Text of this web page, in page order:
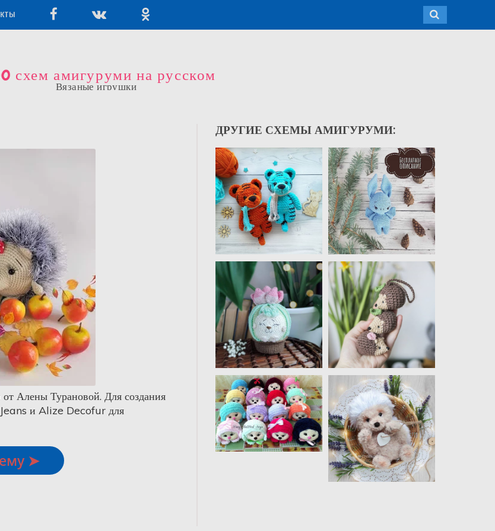
схем амигуруми на русском
Вязаные игрушки
Алены Турановой. Для создания
и Alize Decofur для
➤
ДРУГИЕ СХЕМЫ АМИГУРУМИ: